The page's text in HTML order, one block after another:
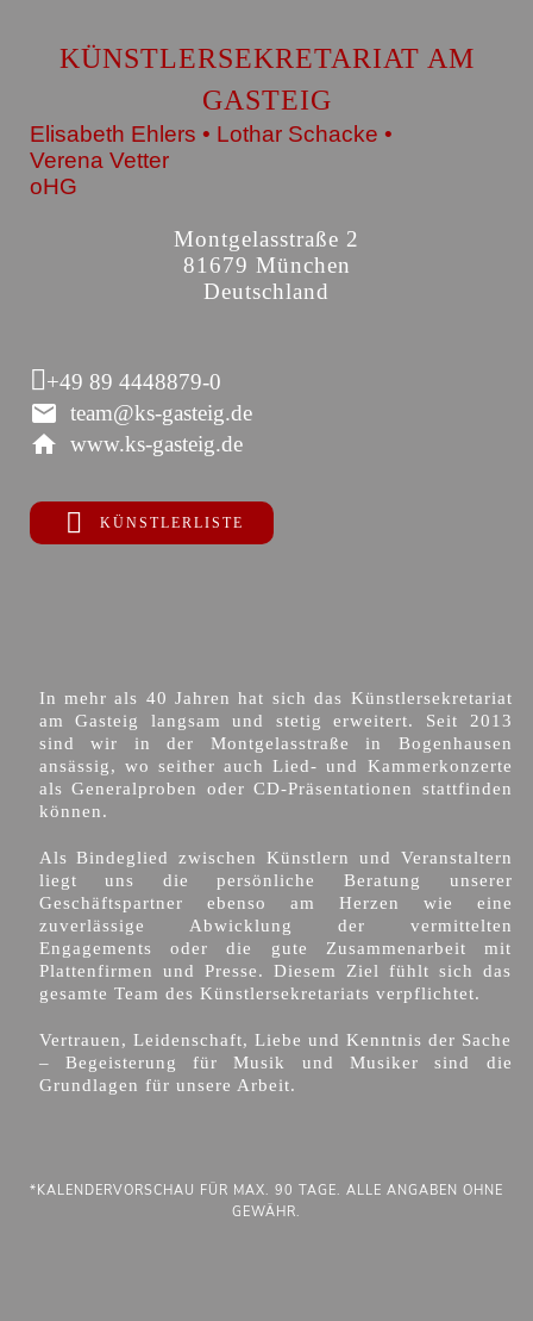
KÜNSTLERSEKRETARIAT AM
GASTEIG
Elisabeth Ehlers • Lothar Schacke •
Verena Vetter
oHG
Montgelasstraße 2
81679 München
Deutschland
+49 89 4448879-0
team@ks-gasteig.de
www.ks-gasteig.de
KÜNSTLERLISTE
In mehr als 40 Jahren hat sich das Künstlersekretariat
am Gasteig langsam und stetig erweitert. Seit 2013
sind wir in der Montgelasstraße in Bogenhausen
ansässig, wo seither auch Lied- und Kammerkonzerte
als Generalproben oder CD-Präsentationen stattfinden
können.
Als Bindeglied zwischen Künstlern und Veranstaltern
liegt uns die persönliche Beratung unserer
Geschäftspartner ebenso am Herzen wie eine
zuverlässige Abwicklung der vermittelten
Engagements oder die gute Zusammenarbeit mit
Plattenfirmen und Presse. Diesem Ziel fühlt sich das
gesamte Team des Künstlersekretariats verpflichtet.
Vertrauen, Leidenschaft, Liebe und Kenntnis der Sache
– Begeisterung für Musik und Musiker sind die
Grundlagen für unsere Arbeit.
*KALENDERVORSCHAU FÜR MAX. 90 TAGE. ALLE ANGABEN OHNE
GEWÄHR.